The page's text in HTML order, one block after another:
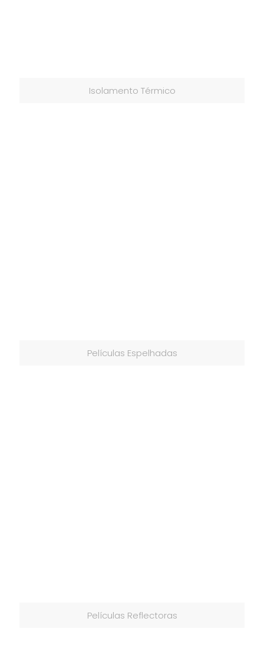
Isolamento Térmico
Películas Espelhadas
Películas Reflectoras